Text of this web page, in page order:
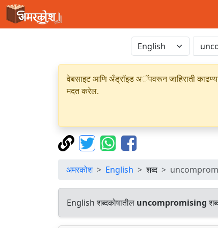
वेबसाइट आणि अँड्रॉइड अॅपवरून जाहिराती
मदत करेल.
अमरकोश English शब्द
English शब्दकोषातील uncompromising